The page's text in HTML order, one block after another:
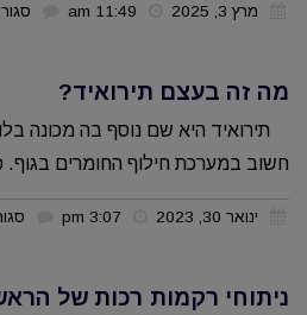
מרץ 3, 2025
מה זה בעצם תירואיד?
תירואיד היא שם נוסף בה מכונה
חשוב במערכת חילוף החומרים בגוף.
ינואר 30, 2023
ניתוחי רקמות רכות של